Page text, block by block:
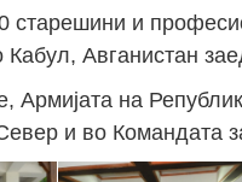
старешини и
Авганистан
Армијата на
и во Командата